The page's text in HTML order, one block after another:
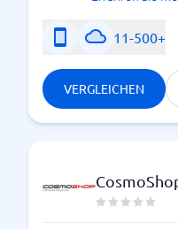
11-500+
VERGLEICHEN